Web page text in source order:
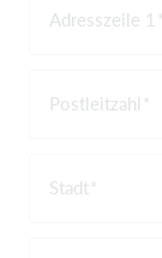
Adresszeile 1
Postleitzahl
Stadt